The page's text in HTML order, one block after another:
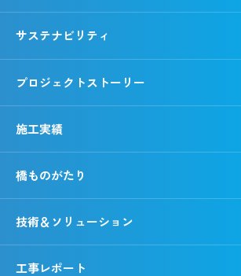
各種方針
動画で知る錢高組
事業所一覧
野村胡堂・あらえびす記念館
サステナビリティ
CSR報告書
社会
プロジェクトストーリー
施工実績
橋ものがたり
技術＆ソリューション
工事レポート